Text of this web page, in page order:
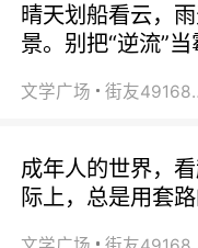
晴天划船看云，
景。别把“逆流”
文学广场 街
成年人的世界，
际上，总是用套